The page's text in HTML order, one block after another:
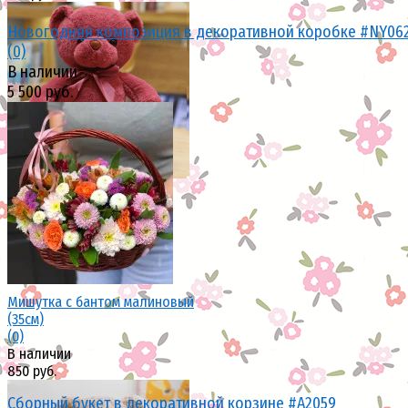
избранное
Мишутка с бантом малиновый
(35см)
(0)
В наличии
850 руб.
избранное сравнить
Новогодняя композиция в декоративной коробке
(0)
В наличии
5 500 руб.
Сборный букет в декоративной корзине #A2059